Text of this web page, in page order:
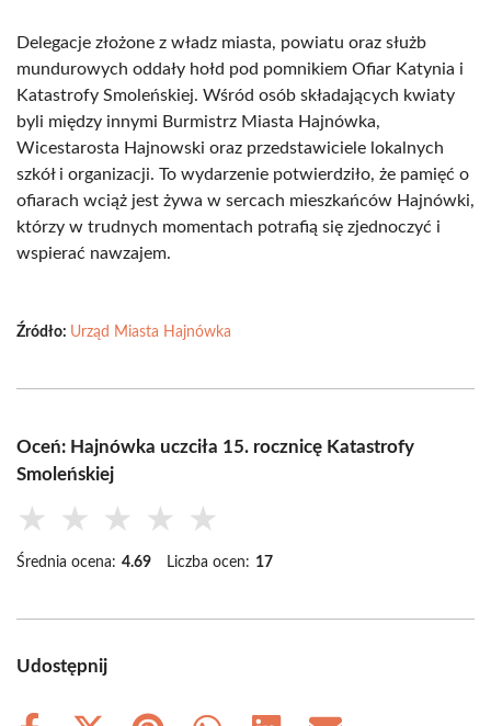
Delegacje złożone z władz miasta, powiatu oraz służb
mundurowych oddały hołd pod pomnikiem Ofiar Katynia i
Katastrofy Smoleńskiej. Wśród osób składających kwiaty
byli między innymi Burmistrz Miasta Hajnówka,
Wicestarosta Hajnowski oraz przedstawiciele lokalnych
szkół i organizacji. To wydarzenie potwierdziło, że pamięć o
ofiarach wciąż jest żywa w sercach mieszkańców Hajnówki,
którzy w trudnych momentach potrafią się zjednoczyć i
wspierać nawzajem.
Źródło: Urząd Miasta Hajnówka
Oceń: Hajnówka uczciła 15. rocznicę Katastrofy
Smoleńskiej
★ ★ ★ ★ ★
Średnia ocena: 4.69 Liczba ocen: 17
Udostępnij